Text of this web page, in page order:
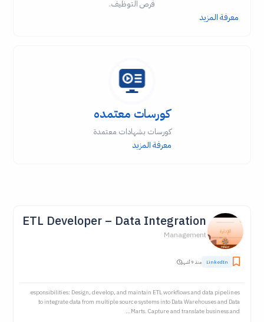
فرص التوظيف.
معرفة المزيد
كورسات معتمده
كورسات بشهادات معتمدة
معرفة المزيد
ETL Developer – Data Integration
Management
LinkedIn منذ 9 أشهر
esponsibilities: Design, develop, and maintain ETL workflows and data pipelines
to integrate data from multiple source systems into Data Warehouses and Data
Marts. Capture and translate business and...